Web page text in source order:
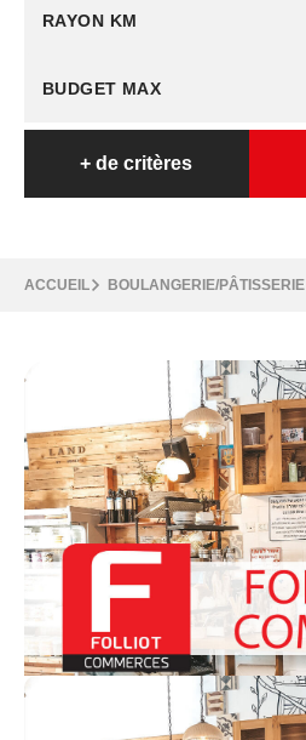
RAYON KM
+ de critères
ACCUEIL BOULANGERIE/PÂTISSERIE